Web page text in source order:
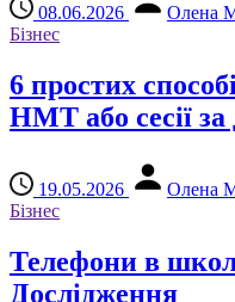
08.06.2026
Олена
Бізнес
6 простих
НМТ або сесії
19.05.2026
Олена
Бізнес
Телефони в
Дослідження